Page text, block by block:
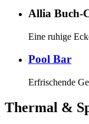
Allia Buch-
Eine ruhige
Pool Bar
Erfrischende
Thermal &